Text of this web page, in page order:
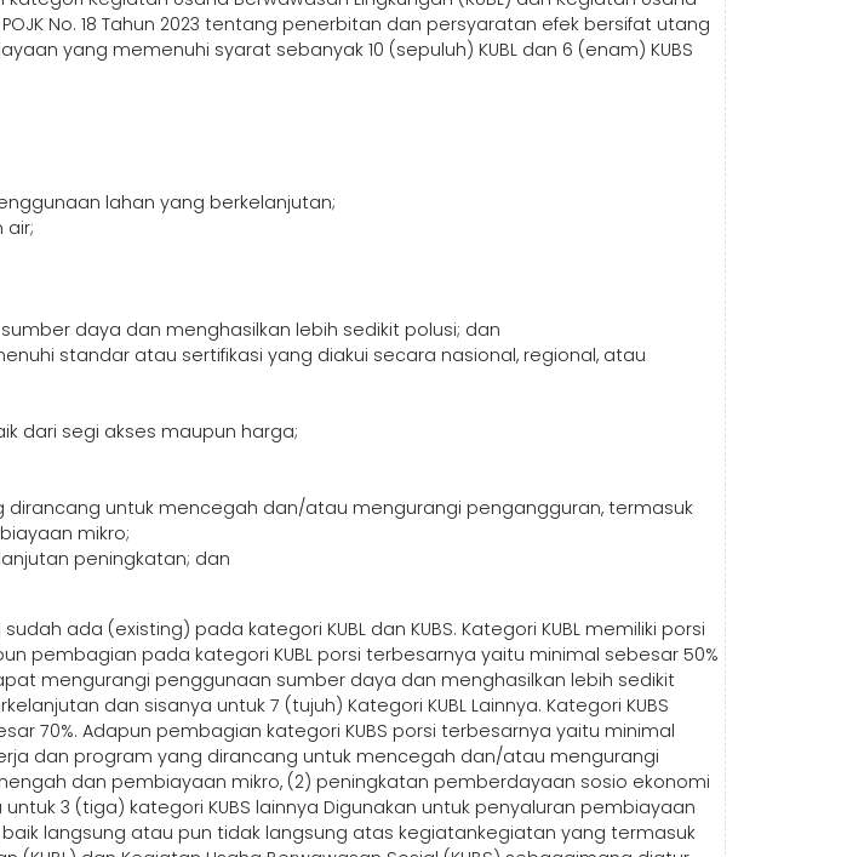
No. 18 Tahun 2023 tentang penerbitan dan persyaratan efek bersifat utang
yang memenuhi syarat sebanyak 10 (sepuluh) KUBL dan 6 (enam) KUBS
lahan yang berkelanjutan;
air;
daya dan menghasilkan lebih sedikit polusi; dan
standar atau sertifikasi yang diakui secara nasional, regional, atau
dari segi akses maupun harga;
untuk mencegah dan/atau mengurangi pengangguran, termasuk
mikro;
peningkatan; dan
ada (existing) pada kategori KUBL dan KUBS. Kategori KUBL memiliki porsi
pembagian pada kategori KUBL porsi terbesarnya yaitu minimal sebesar 50%
mengurangi penggunaan sumber daya dan menghasilkan lebih sedikit
dan sisanya untuk 7 (tujuh) Kategori KUBL Lainnya. Kategori KUBS
70%. Adapun pembagian kategori KUBS porsi terbesarnya yaitu minimal
dan program yang dirancang untuk mencegah dan/atau mengurangi
dan pembiayaan mikro, (2) peningkatan pemberdayaan sosio ekonomi
3 (tiga) kategori KUBS lainnya Digunakan untuk penyaluran pembiayaan
langsung atau pun tidak langsung atas kegiatankegiatan yang termasuk